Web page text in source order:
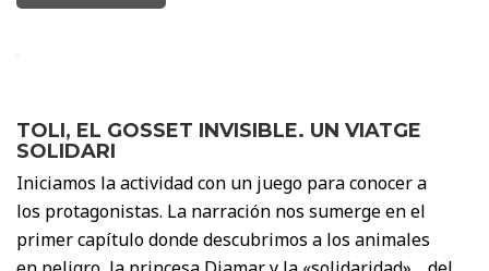
TOLI, EL GOSSET INVISIBLE. UN VIATGE
SOLIDARI
Iniciamos la actividad con un juego para conocer a
los protagonistas. La narración nos sumerge en el
primer capítulo donde descubrimos a los animales